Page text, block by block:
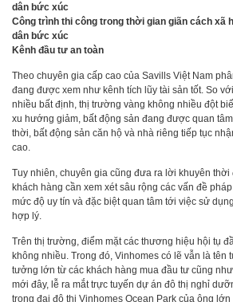
dân bức xúc
Công trình thi công trong thời gian giãn cách xã
dân bức xúc
Kênh đầu tư an toàn
Theo chuyên gia cấp cao của Savills Việt Nam
đang được xem như kênh tích lũy tài sản tốt. So
nhiều bất định, thị trường vàng không nhiều đột
xu hướng giảm, bất động sản đang được quan
thời, bất động sản căn hộ và nhà riêng tiếp tục
cao.
Tuy nhiên, chuyên gia cũng đưa ra lời khuyên thời
khách hàng cần xem xét sâu rộng các vấn đề
mức độ uy tín và đặc biệt quan tâm tới việc sử
hợp lý.
Trên thị trường, điểm mặt các thương hiệu hội tụ
không nhiều. Trong đó, Vinhomes có lẽ vẫn là tên
tưởng lớn từ các khách hàng mua đầu tư cũng
mới đây, lễ ra mắt trực tuyến dự án đô thị nghỉ
trong đại đô thị Vinhomes Ocean Park của ông